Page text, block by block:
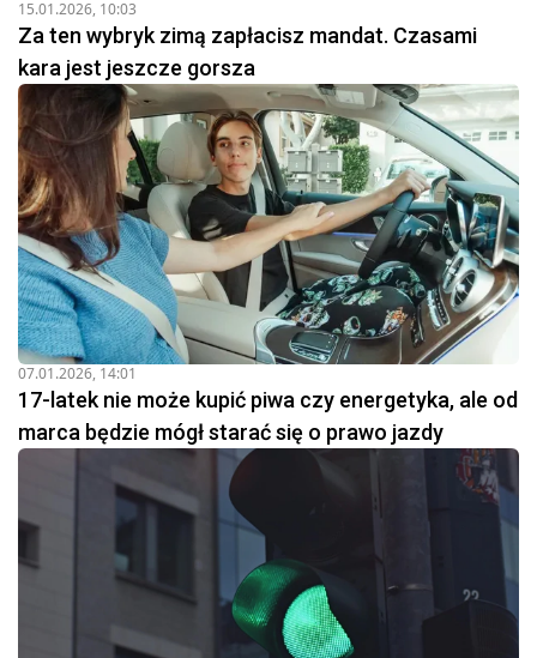
15.01.2026, 10:03
Za ten wybryk zimą zapłacisz mandat. Czasami
kara jest jeszcze gorsza
07.01.2026, 14:01
17-latek nie może kupić piwa czy energetyka, ale od
marca będzie mógł starać się o prawo jazdy